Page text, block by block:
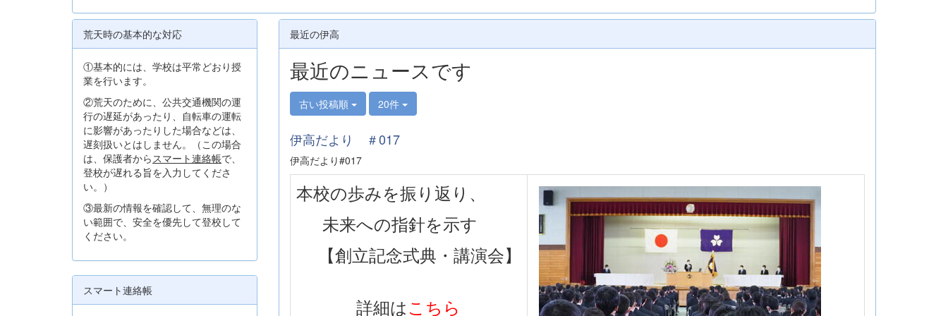
最近の伊高
最近のニュースです
古い投稿順 20件
伊高だより ＃017
伊高だより#017
本校の歩みを振り返り、
未来への指針を示す
【創立記念式典・講演会】
詳細はこちら
荒天時の基本的な対応
①基本的には、学校は平常どおり授
業を行います。
②荒天のために、公共交通機関の運
行の遅延があったり、自転車の運転
に影響があったりした場合などは、
遅刻扱いとはしません。（この場合
は、保護者から スマート連絡帳で、
登校が遅れる旨を入力してくださ
い。）
③最新の情報を確認して、無理のな
い範囲で、安全を優先して登校して
ください。
スマート連絡帳